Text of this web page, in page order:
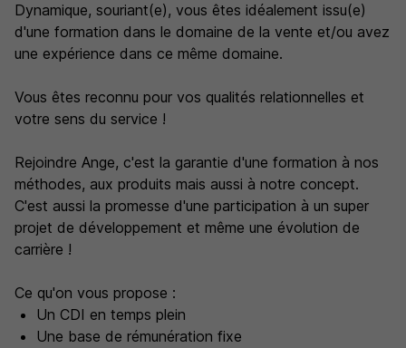
Dynamique, souriant(e), vous êtes idéalement issu(e)
d'une formation dans le domaine de la vente et/ou avez
une expérience dans ce même domaine.
Vous êtes reconnu pour vos qualités relationnelles et
votre sens du service !
Rejoindre Ange, c'est la garantie d'une formation à nos
méthodes, aux produits mais aussi à notre concept.
C'est aussi la promesse d'une participation à un super
projet de développement et même une évolution de
carrière !
Ce qu'on vous propose :
Un CDI en temps plein
Une base de rémunération fixe